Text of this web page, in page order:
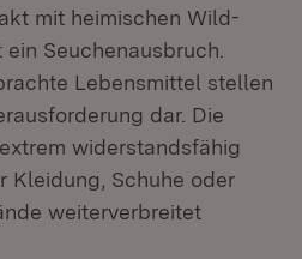
mit heimischen Wild-
Seuchenausbruch.
Lebensmittel stellen
dar. Die
widerstandsfähig
Kleidung, Schuhe oder
weiterverbreitet